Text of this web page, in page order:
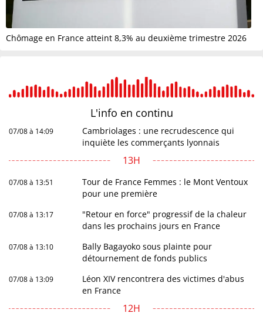
Chômage en France atteint 8,3% au deuxième trimestre 2026
L'info en continu
07/08 à 14:09
Cambriolages : une recrudescence qui
inquiète les commerçants lyonnais
13H
07/08 à 13:51
Tour de France Femmes : le Mont Ventoux
pour une première
07/08 à 13:17
"Retour en force" progressif de la chaleur
dans les prochains jours en France
07/08 à 13:10
Bally Bagayoko sous plainte pour
détournement de fonds publics
07/08 à 13:09
Léon XIV rencontrera des victimes d'abus
en France
12H